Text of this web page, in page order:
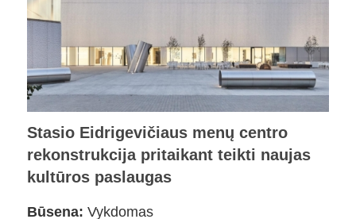
Stasio Eidrigevičiaus menų centro
rekonstrukcija pritaikant teikti naujas
kultūros paslaugas
Būsena: Vykdomas